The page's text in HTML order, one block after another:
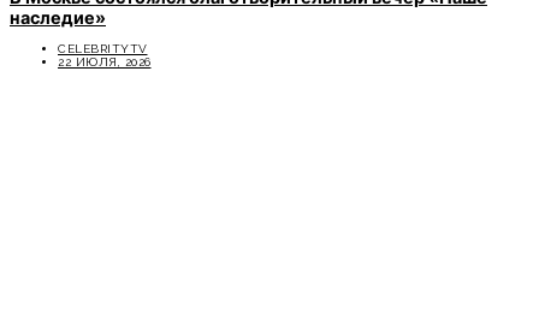
наследие»
CELEBRITYTV
22 ИЮЛЯ, 2026